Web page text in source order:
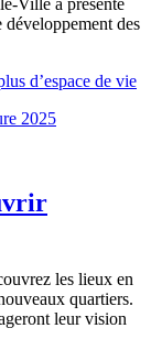
Ville a présenté
des
d’espace de vie
les lieux en
quartiers.
leur vision